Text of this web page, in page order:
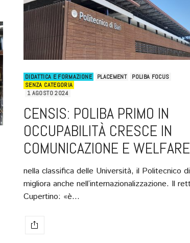
DIDATTICA E FORMAZIONE PLACEMENT
POLIBA FOCUS
SENZA CATEGORIA
1 AGOSTO 2024
CENSIS: POLIBA PRIMO IN
OCCUPABILITÀ CRESCE IN
COMUNICAZIONE E WELFARE
nella classifica delle Università, il Politecnico
migliora anche nell’internazionalizzazione. Il
Cupertino: «è…